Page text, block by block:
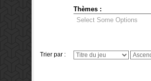
Thèmes :
Trier par :